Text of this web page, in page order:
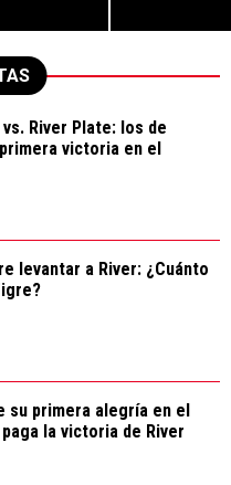
River Plate: los de
victoria en el
levantar a River: ¿Cuánto
su primera alegría en el
la victoria de River